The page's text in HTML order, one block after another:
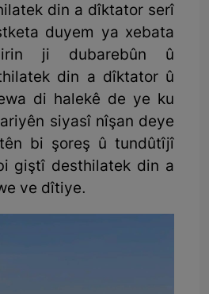
din a dîktator serî
duyem ya xebata
ji dubarebûn û
din a dîktator û
di halekê de ye ku
siyasî nîşan deye
bi şoreş û tundûtîjî
giştî desthilatek din a
ve dîtiye.